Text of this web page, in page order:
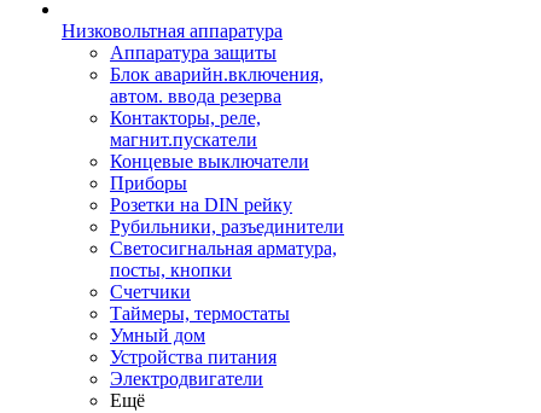
Низковольтная аппаратура
Аппаратура защиты
Блок аварийн.включения,
автом. ввода резерва
Контакторы, реле,
магнит.пускатели
Концевые выключатели
Приборы
Розетки на DIN рейку
Рубильники, разъединители
Светосигнальная арматура,
посты, кнопки
Счетчики
Таймеры, термостаты
Умный дом
Устройства питания
Электродвигатели
Ещё